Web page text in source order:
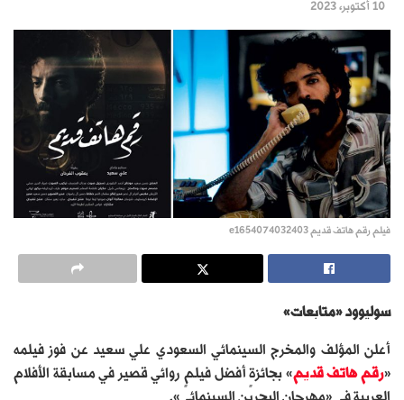
10 أكتوبر، 2023
فيلم رقم هاتف قديم e1654074032403
سوليوود «متابعات»
أعلن المؤلف والمخرج السينمائي السعودي علي سعيد عن فوز فيلمه
«رقم هاتف قديم» بجائزةٍ أفضل فيلمٍ روائي قصير في مسابقة الأفلام
العربية في «مهرجان البحرين السينمائي».